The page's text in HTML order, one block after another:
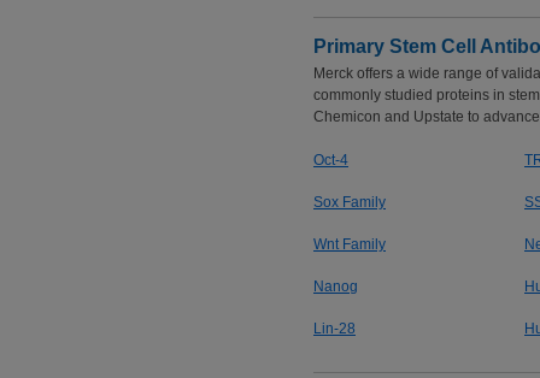
Primary Stem Cell
Merck offers a wide range of
commonly studied proteins in
Chemicon and Upstate to
Oct-4
Sox Family
Wnt Family
Nanog
Lin-28